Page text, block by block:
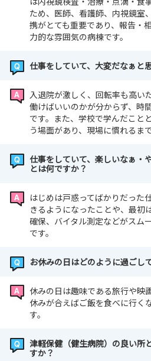
ため、医師、看護師、内視鏡室
携がとても重要であり、報告・
力的な雰囲気の病棟です。
仕事をしていて、大変だなぁと
入退院が激しく、回転率も高い
働けばいいのかが分からず、時
です。また、学校で学んだこと
う場面があり、現場に慣れるま
仕事をしていて、楽しいなぁ・
とは何ですか？
はじめは戸惑ってばかりだった
きるようになったことや、最初
確保、バイタル測定などがスム
です。
お休みの日はどのように過ごし
休みの日は趣味である旅行や映
休みが合えばご飯を食べに行く
す。
津軽保健（健生病院）の良い所
すか？